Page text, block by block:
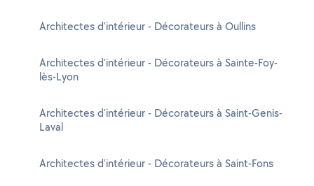
Architectes d'intérieur - Décorateurs à Oullins
Architectes d'intérieur - Décorateurs à Sainte-Foy-
lès-Lyon
Architectes d'intérieur - Décorateurs à Saint-Genis-
Laval
Architectes d'intérieur - Décorateurs à Saint-Fons